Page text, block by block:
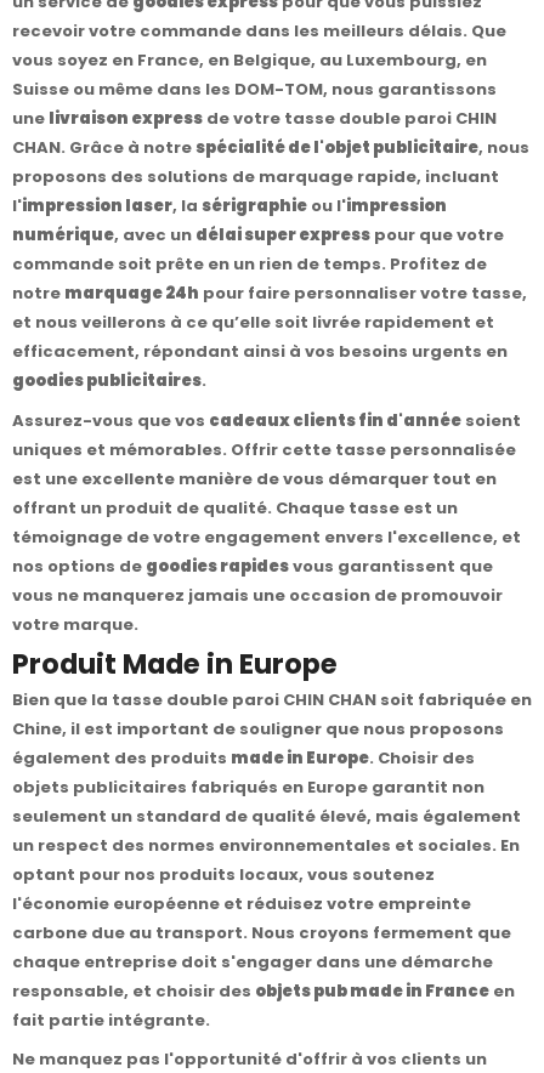
recevoir votre commande dans les meilleurs délais. Que
vous soyez en France, en Belgique, au Luxembourg, en
Suisse ou même dans les DOM-TOM, nous garantissons
une livraison express de votre tasse double paroi CHIN
CHAN. Grâce à notrespécialité de l'objet publicitaire, nous
proposons des solutions de marquage rapide, incluant
l'impression laser, la sérigraphie ou l'impression
numérique, avec un délai super express pour que votre
commande soit prête en un rien de temps. Profitez de
notre marquage 24h pour faire personnaliser votre tasse,
et nous veillerons à ce qu’elle soit livrée rapidement et
efficacement, répondant ainsi à vos besoins urgents en
goodies publicitaires.
Assurez-vous que vos cadeaux clients fin d'année soient
uniques et mémorables. Offrir cette tasse personnalisée
est une excellente manière de vous démarquer tout en
offrant un produit de qualité. Chaque tasse est un
témoignage de votre engagement envers l'excellence, et
nos options de goodies rapidesvous garantissent que
vous ne manquerez jamais une occasion de promouvoir
votre marque.
Produit Made in Europe
Bien que la tasse double paroi CHIN CHAN soit fabriquée en
Chine, il est important de souligner que nous proposons
également des produits made in Europe. Choisir des
objets publicitaires fabriqués en Europe garantit non
seulement un standard de qualité élevé, mais également
un respect des normes environnementales et sociales. En
optant pour nos produits locaux, vous soutenez
l'économie européenne et réduisez votre empreinte
carbone due au transport. Nous croyons fermement que
chaque entreprise doit s'engager dans une démarche
responsable, et choisir des objets pub made in France en
fait partie intégrante.
Ne manquez pas l'opportunité d'offrir à vos clients un